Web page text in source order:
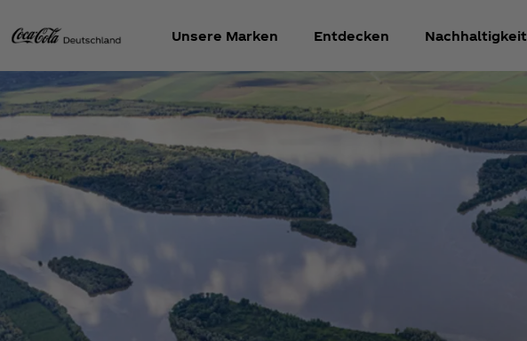
Unsere Marken Entdecken Nachhaltigkeit